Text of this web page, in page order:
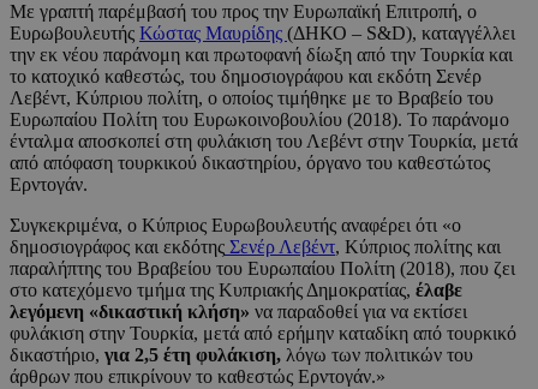
Με γραπτή παρέμβασή του προς την Ευρωπαϊκή Επιτροπή, ο
Ευρωβουλευτής Κώστας Μαυρίδης (ΔΗΚΟ – S&D), καταγγέλλει
την εκ νέου παράνομη και πρωτοφανή δίωξη από την Τουρκία και
το κατοχικό καθεστώς, του δημοσιογράφου και εκδότη Σενέρ
Λεβέντ, Κύπριου πολίτη, ο οποίος τιμήθηκε με το Βραβείο του
Ευρωπαίου Πολίτη του Ευρωκοινοβουλίου (2018). Το παράνομο
ένταλμα αποσκοπεί στη φυλάκιση του Λεβέντ στην Τουρκία, μετά
από απόφαση τουρκικού δικαστηρίου, όργανο του καθεστώτος
Ερντογάν.
Συγκεκριμένα, ο Κύπριος Ευρωβουλευτής αναφέρει ότι «ο
δημοσιογράφος και εκδότης Σενέρ Λεβέντ, Κύπριος πολίτης και
παραλήπτης του Βραβείου του Ευρωπαίου Πολίτη (2018), που ζει
στο κατεχόμενο τμήμα της Κυπριακής Δημοκρατίας, έλαβε
λεγόμενη «δικαστική κλήση» να παραδοθεί για να εκτίσει
φυλάκιση στην Τουρκία, μετά από ερήμην καταδίκη από τουρκικό
δικαστήριο, για 2,5 έτη φυλάκιση, λόγω των πολιτικών του
άρθρων που επικρίνουν το καθεστώς Ερντογάν.»